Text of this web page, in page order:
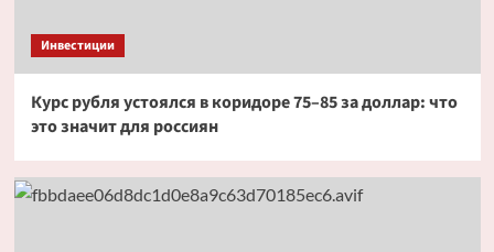
Инвестиции
Курс рубля устоялся в коридоре 75–85 за доллар: что
это значит для россиян